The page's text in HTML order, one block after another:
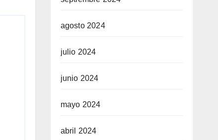
agosto 2024
julio 2024
junio 2024
mayo 2024
abril 2024